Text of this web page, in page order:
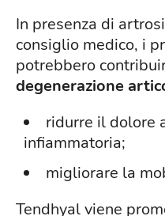
In presenza di
consiglio medico, i
potrebbero
degenerazione
ridurre il dolore
infiammatoria;
migliorare la
Tendhyal viene